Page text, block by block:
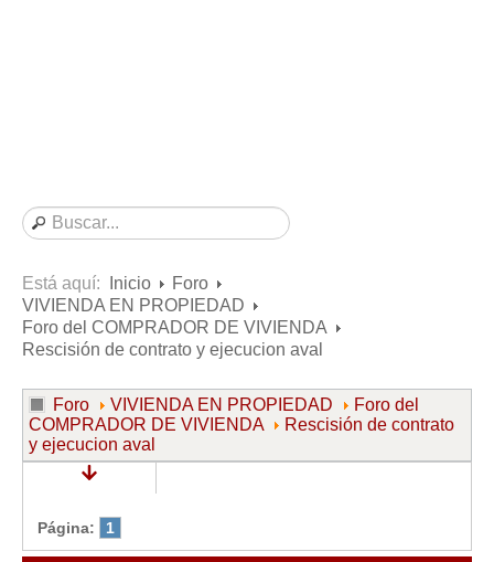
Contratos de Arrendamiento
De uso distinto al de vivienda
Otros contratos de Arrendamiento
Requerimientos y comunicaciones
Para contratos anteriores al 6 de junio de 2013
Para contratos de Renta Antigua
Formularios sobre Vivienda en Propiedad
Modelos de Contratos
Requerimientos y comunicaciones
Está aquí: Inicio
Foro
VIVIENDA EN PROPIEDAD
Foro del COMPRADOR DE VIVIENDA
Rescisión de contrato y ejecucion aval
Foro VIVIENDA EN PROPIEDAD
Foro del
COMPRADOR DE VIVIENDA
Rescisión de contrato
y ejecucion aval
Página: 1